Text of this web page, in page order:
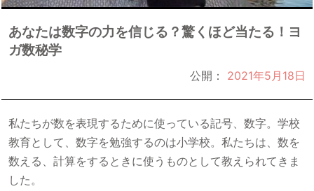
あなたは数字の力を信じる？驚くほど当たる！ヨ
ガ数秘学
公開： 2021年5月18日
私たちが数を表現するために使っている記号、数字。学校
教育として、数字を勉強するのは小学校。私たちは、数を
数える、計算をするときに使うものとして教えられてきま
した。